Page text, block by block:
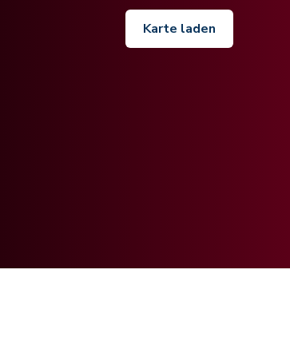
Karte laden